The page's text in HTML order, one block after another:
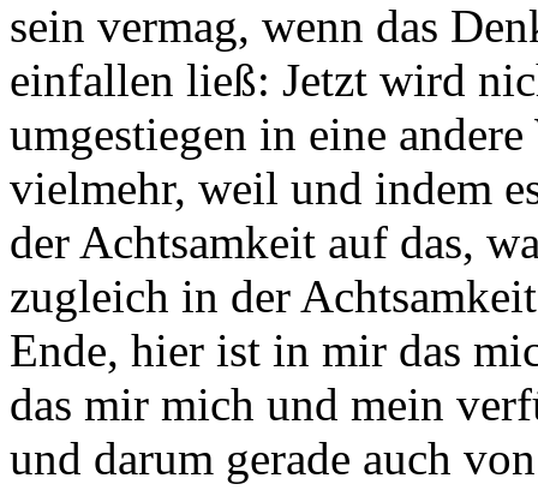
sein vermag, wenn das
einfallen ließ: Jetzt wird
umgestiegen in eine
vielmehr, weil und indem
der Achtsamkeit auf das,
zugleich in der
Ende, hier ist in mir das
das mir mich und mein
und darum gerade auch